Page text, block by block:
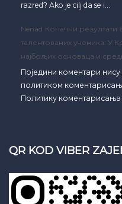
razred? Ako je cilj da se i…
Nenad Коначни резултати
талентованих ученика: У
најбољих основаца и
Поједини коментари
политиком
Политику
QR KOD VIBER